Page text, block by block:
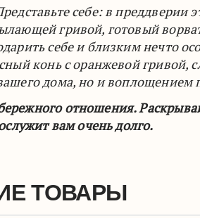
себе: в преддверии
гривой, готовый
себе и близким нечто
конь с оранжевой гривой,
дома, но и воплощением
отношения.
вам очень долго.
ТОВАРЫ